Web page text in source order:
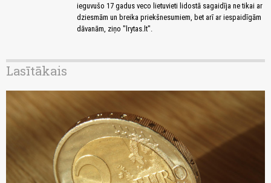
ieguvušo 17 gadus veco lietuvieti lidostā sagaidīja ne tikai ar
dziesmām un breika priekšnesumiem, bet arī ar iespaidīgām
dāvanām, ziņo "lrytas.lt".
Lasītākais